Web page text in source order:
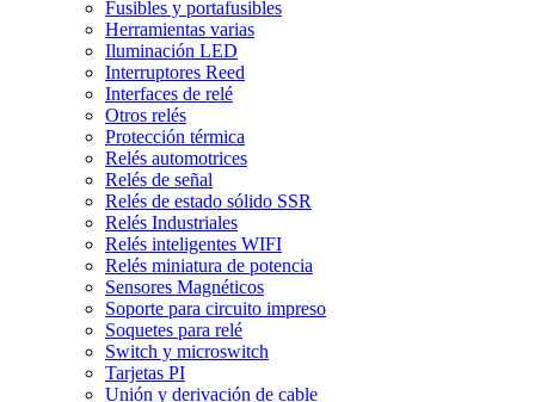
Fusibles y portafusibles
Herramientas varias
Iluminación LED
Interruptores Reed
Interfaces de relé
Otros relés
Protección térmica
Relés automotrices
Relés de señal
Relés de estado sólido SSR
Relés Industriales
Relés inteligentes WIFI
Relés miniatura de potencia
Sensores Magnéticos
Soporte para circuito impreso
Soquetes para relé
Switch y microswitch
Tarjetas PI
Unión y derivación de cable